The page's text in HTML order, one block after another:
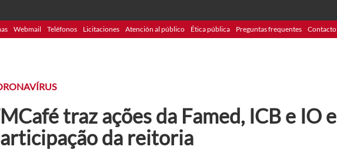
Webmail Teléfonos Licitaciones Atención al público Ética pública Preguntas frequentes Contacto
traz ações da Famed, ICB e IO e
da reitoria